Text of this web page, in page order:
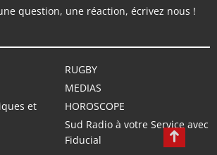
question, une réaction, écrivez nous !
RUGBY
MEDIAS
et
HOROSCOPE
Sud Radio à votre Service avec
Fiducial